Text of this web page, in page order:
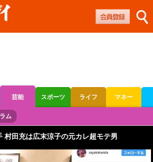
芸能 スポーツ ライフ マネー
オートレース
ム
村田充は広末涼子の元カレ超モテ男